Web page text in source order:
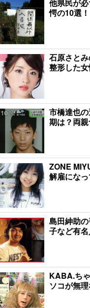
他県民が
愕の10選！
石原さと
整形した
市橋達也
期は？両
ZONE
解雇にな
島田紳助
子など有
KABA.ち
ソコが無